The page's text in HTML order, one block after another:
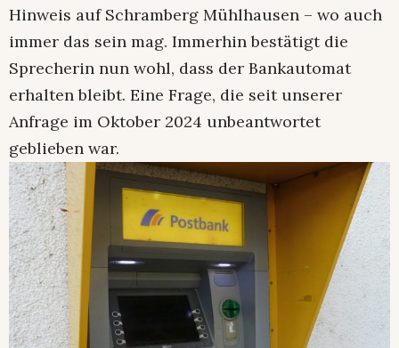
Hinweis auf Schramberg Mühlhausen – wo auch
immer das sein mag. Immerhin bestätigt die
Sprecherin nun wohl, dass der Bankautomat
erhalten bleibt. Eine Frage, die seit unserer
Anfrage im Oktober 2024 unbeantwortet
geblieben war.